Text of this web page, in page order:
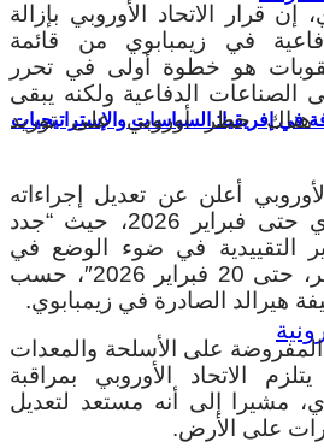
في إفريقيا: السياسات والإستراتيجيات
قرار الاتحاد الأوروبي بإزالة
في زيمبابوي من قائمة
هو خطوة أولى في تحرر
الصناعات الدفاعية ولكنه يبقى
حظر أوروبي على توريد
أعلن عن تعديل إجراءاته
التقييدية على زيمبابوي حتى فبراير 2026، حيث “جدد
التقييدية في ضوء الوضع في
زيمبابوي لمدة عام آخر، حتى 20 فبراير 2026″، حسب
هيرالد الصادرة في زيمبابوي.
المفروضة على الأسلحة والمعدات
الاتحاد الأوروبي بمراقبة
مشيرا إلى أنه مستعد لتعديل
على الأرض.